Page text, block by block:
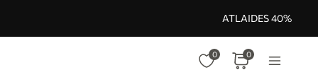
ATLAIDES 40%
0 0